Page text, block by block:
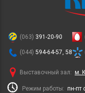
(063) 391-20-90
(044) 594-64-57, 58
Выставочный зал: м.
Режим работы: пн-пт